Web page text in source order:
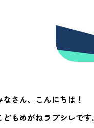
なさん、こんにちは！
どもめがねラプシレで